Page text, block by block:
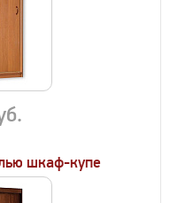
шкаф-купе